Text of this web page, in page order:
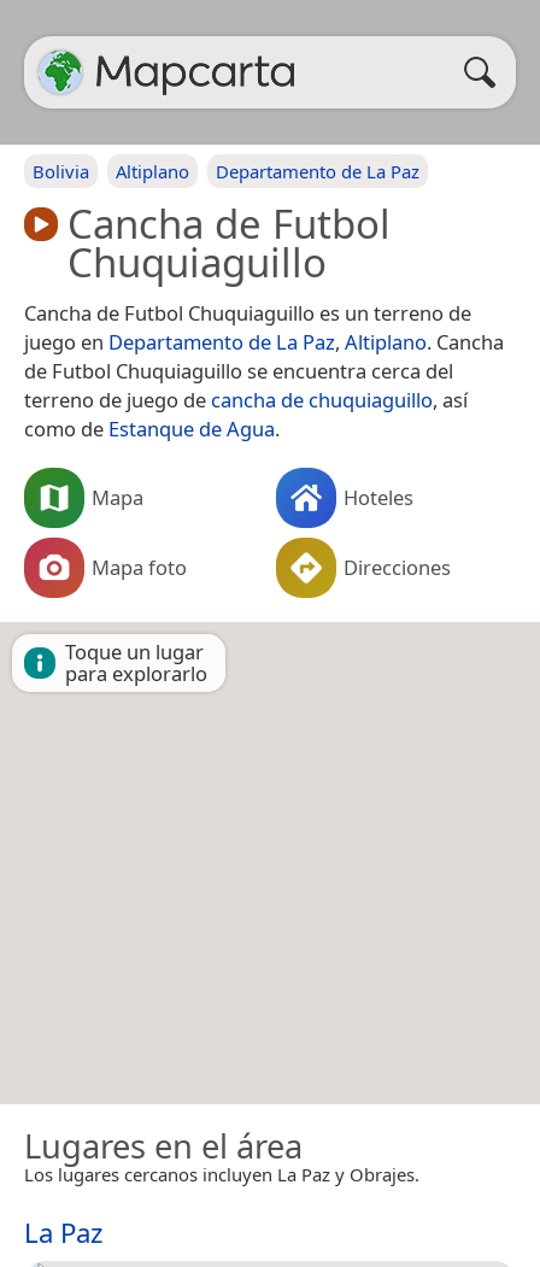
Bolivia Altiplano Departamento de La Paz
Cancha de Futbol
Chuquiaguillo
Cancha de Futbol Chuquiaguillo es un terreno de
juego en Departamento de La Paz, Altiplano. Cancha
de Futbol Chuquiaguillo se encuentra cerca del
terreno de juego de cancha de chuquiaguillo, así
como de Estanque de Agua.
Mapa Hoteles
Mapa foto Direcciones
Toque un lugar
para explorarlo
Lugares en el área
Los lugares cercanos incluyen La Paz y Obrajes.
La Paz